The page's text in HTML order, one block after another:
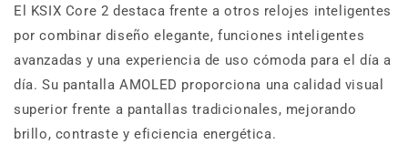
El KSIX Core 2 destaca frente a otros relojes inteligentes
por combinar diseño elegante, funciones inteligentes
avanzadas y una experiencia de uso cómoda para el día a
día. Su pantalla AMOLED proporciona una calidad visual
superior frente a pantallas tradicionales, mejorando
brillo, contraste y eficiencia energética.